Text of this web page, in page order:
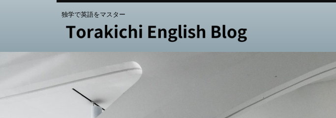
独学で英語をマスター